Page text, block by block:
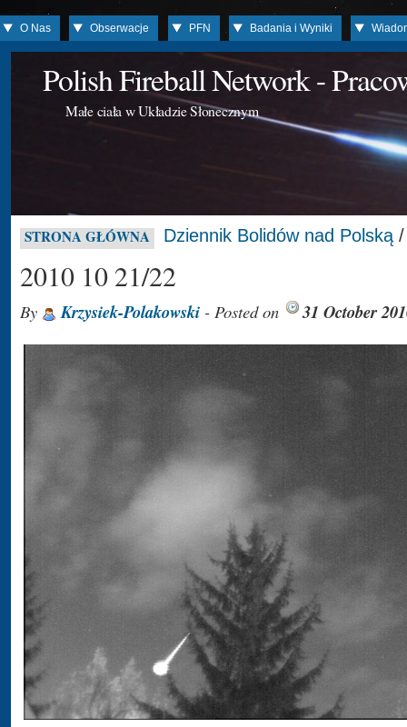
O Nas Obserwacje PFN Badania i Wyniki
Polish Fireball Network -
Małe ciała w Układzie Słonecznym
STRONA GŁÓWNA Dziennik Bolidów nad Polską
2010 10 21/22
By Krzysiek-Polakowski - Posted on 31 October